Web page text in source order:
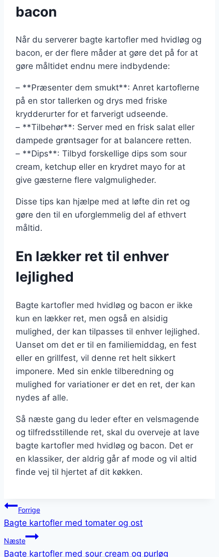
bacon
Når du serverer bagte kartofler med hvidløg og
bacon, er der flere måder at gøre det på for at
gøre måltidet endnu mere indbydende:
– **Præsenter dem smukt**: Anret kartoflerne
på en stor tallerken og drys med friske
krydderurter for et farverigt udseende.
– **Tilbehør**: Server med en frisk salat eller
dampede grøntsager for at balancere retten.
– **Dips**: Tilbyd forskellige dips som sour
cream, ketchup eller en krydret mayo for at
give gæsterne flere valgmuligheder.
Disse tips kan hjælpe med at løfte din ret og
gøre den til en uforglemmelig del af ethvert
måltid.
En lækker ret til enhver
lejlighed
Bagte kartofler med hvidløg og bacon er ikke
kun en lækker ret, men også en alsidig
mulighed, der kan tilpasses til enhver lejlighed.
Uanset om det er til en familiemiddag, en fest
eller en grillfest, vil denne ret helt sikkert
imponere. Med sin enkle tilberedning og
mulighed for variationer er det en ret, der kan
nydes af alle.
Så næste gang du leder efter en velsmagende
og tilfredsstillende ret, skal du overveje at lave
bagte kartofler med hvidløg og bacon. Det er
en klassiker, der aldrig går af mode og vil altid
finde vej til hjertet af dit køkken.
Indlægsnavigation
Forrige
Bagte kartofler med tomater og ost
Næste
Bagte kartofler med sour cream og purløg